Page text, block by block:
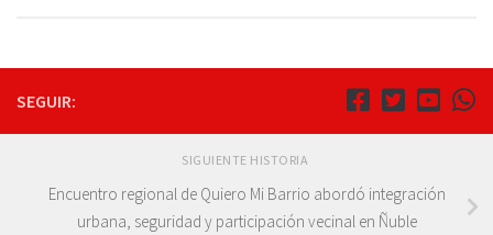
SEGUIR:
SIGUIENTE HISTORIA
Encuentro regional de Quiero Mi Barrio abordó integración
urbana, seguridad y participación vecinal en Ñuble